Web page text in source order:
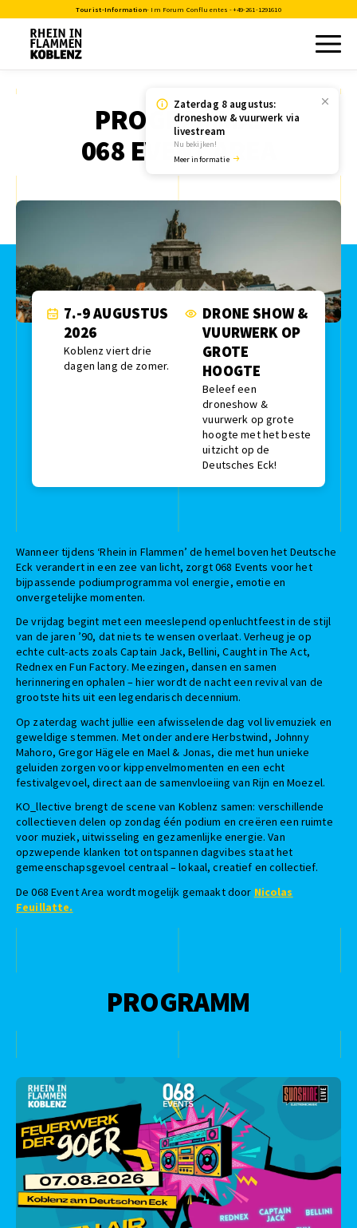
Tourist-Information- Im Forum Confluentes -+49-261-1291610
Zaterdag 8 augustus:
droneshow & vuurwerk via
livestream
Nu bekijken!
Meer informatie
PROGRAMMA:
068 EVENT AREA
7.-9 AUGUSTUS
2026
Koblenz viert drie
dagen lang de zomer.
DRONE SHOW &
VUURWERK OP
GROTE
HOOGTE
Beleef een
droneshow &
vuurwerk op grote
hoogte met het beste
uitzicht op de
Deutsches Eck!
Wanneer tijdens ‘Rhein in Flammen’ de hemel boven het Deutsche
Eck verandert in een zee van licht, zorgt 068 Events voor het
bijpassende podiumprogramma vol energie, emotie en
onvergetelijke momenten.
De vrijdag begint met een meeslepend openluchtfeest in de stijl
van de jaren ’90, dat niets te wensen overlaat. Verheug je op
echte cult-acts zoals Captain Jack, Bellini, Caught in The Act,
Rednex en Fun Factory. Meezingen, dansen en samen
herinneringen ophalen – hier wordt de nacht een revival van de
grootste hits uit een legendarisch decennium.
Op zaterdag wacht jullie een afwisselende dag vol livemuziek en
geweldige stemmen. Met onder andere Herbstwind, Johnny
Mahoro, Gregor Hägele en Mael & Jonas, die met hun unieke
geluiden zorgen voor kippenvelmomenten en een echt
festivalgevoel, direct aan de samenvloeiing van Rijn en Moezel.
KO_llective brengt de scene van Koblenz samen: verschillende
collectieven delen op zondag één podium en creëren een ruimte
voor muziek, uitwisseling en gezamenlijke energie. Van
opzwepende klanken tot ontspannen dagvibes staat het
gemeenschapsgevoel centraal – lokaal, creatief en collectief.
De 068 Event Area wordt mogelijk gemaakt door Nicolas
Feuillatte.
PROGRAMM